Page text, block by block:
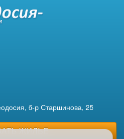
б-р Старшинова, 25
ЖИЛЬЕ